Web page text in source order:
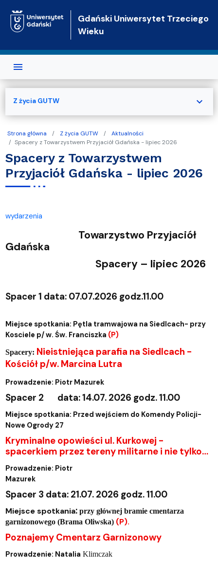
Gdański Uniwersytet Trzeciego
Wieku
Strona główna Z życia GUTW
Aktualności
Spacery z Towarzystwem Przyjaciół Gdańska - lipiec 2026
Spacery z Towarzystwem
Przyjaciół Gdańska - lipiec 2026
wydarzenia
Towarzystwo Przyjaciół
Gdańska
Spacery – lipiec 2026
Spacer 1 data: 07.07.2026 godz.11.00
Miejsce spotkania: Pętla tramwajowa na Siedlcach- przy
Kosciele p/ w. Św. Franciszka (P)
Spacery: Nieistniejąca parafia na Siedlcach -
Kościół p/w. Marcina Lutra
Prowadzenie: Piotr Mazurek
Spacer 2 data: 14.07. 2026 godz. 11.00
Miejsce spotkania: Przed wejściem do Komendy Policji-
Nowe Ogrody 27
Kryminalne opowieści ul. Kurkowej -
spacerkiem przez tereny militarne i nie tylko…
Prowadzenie: Piotr
Mazurek
Spacer 3 data: 21.07. 2026 godz. 11.00
Miejsce spotkania:przy głównej bramie cmentarza
garnizonowego (Brama Oliwska) (P).
Poznajemy Cmentarz Garnizonowy
Prowadzenie: Natalia Klimczak
Z życia GUTW expand_more